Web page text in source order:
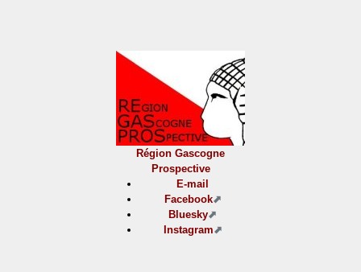
Région Gascogne
Prospective
E-mail
Facebook
Bluesky
Instagram